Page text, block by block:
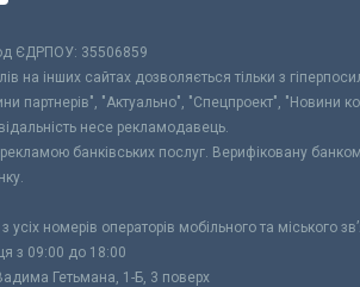
ЄДРПОУ: 35506859
на інших сайтах дозволяється тільки з
партнерів", "Актуально", "Спецпроект", "Новини
несе рекламодавець.
рекламою банківських послуг. Верифіковану
усіх номерів операторів мобільного та міського
з 09:00 до 18:00
Гетьмана, 1-Б, 3 поверх